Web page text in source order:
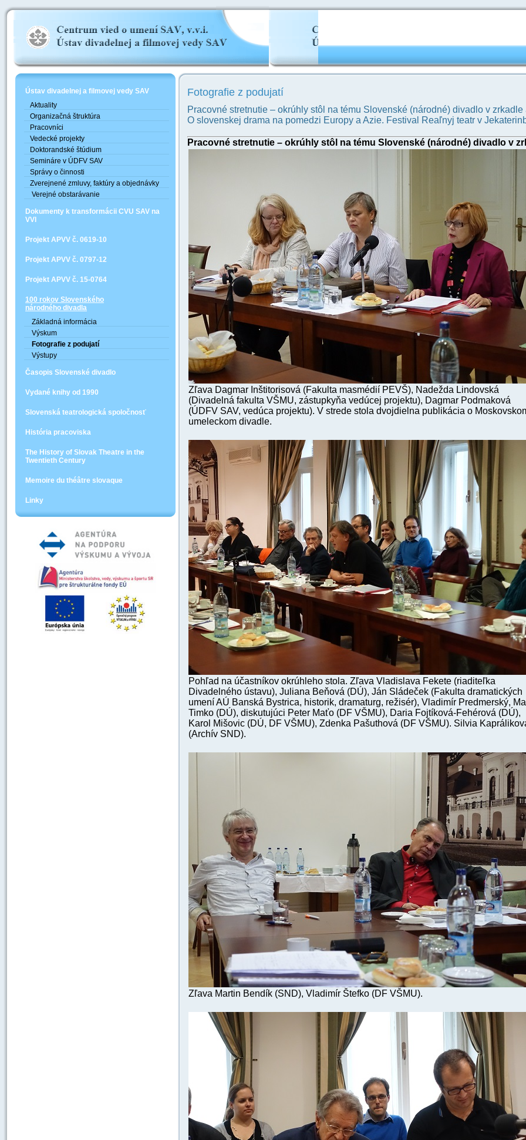
Ústav divadelnej a filmovej vedy SAV
Aktuality
Organizačná štruktúra
Pracovníci
Vedecké projekty
Doktorandské štúdium
Semináre v ÚDFV SAV
Správy o činnosti
Zverejnené zmluvy, faktúry a objednávky
Verejné obstarávanie
Dokumenty k transformácii CVU SAV na
VVI
Projekt APVV č. 0619-10
Projekt APVV č. 0797-12
Projekt APVV č. 15-0764
100 rokov Slovenského
národného divadla
Základná informácia
Výskum
Fotografie z podujatí
Výstupy
Časopis Slovenské divadlo
Vydané knihy od 1990
Slovenská teatrologická spoločnosť
História pracoviska
The History of Slovak Theatre in the
Twentieth Century
Memoire du théâtre slovaque
Linky
Fotografie z podujatí
Pracovné stretnutie – okrúhly stôl na tému Slovenské (národné) divadlo v
O slovenskej drama na pomedzi Europy a Azie. Festival Reaľnyj teatr v
Pracovné stretnutie – okrúhly stôl na tému Slovenské (národné) divadlo v
Zľava Dagmar Inštitorisová (Fakulta masmédií PEVŠ), Nadežda Lindovská
(Divadelná fakulta VŠMU, zástupkyňa vedúcej projektu), Dagmar Podmaková
(ÚDFV SAV, vedúca projektu). V strede stola dvojdielna publikácia o
umeleckom divadle.
Pohľad na účastníkov okrúhleho stola. Zľava Vladislava Fekete (riaditeľka
Divadelného ústavu), Juliana Beňová (DÚ), Ján Sládeček (Fakulta dramatických
umení AÚ Banská Bystrica, historik, dramaturg, režisér), Vladimír Predmerský,
Timko (DÚ), diskutujúci Peter Maťo (DF VŠMU), Daria Fojtíková-Fehérová (DÚ),
Karol Mišovic (DÚ, DF VŠMU), Zdenka Pašuthová (DF VŠMU). Silvia
(Archív SND).
Zľava Martin Bendík (SND), Vladimír Štefko (DF VŠMU).